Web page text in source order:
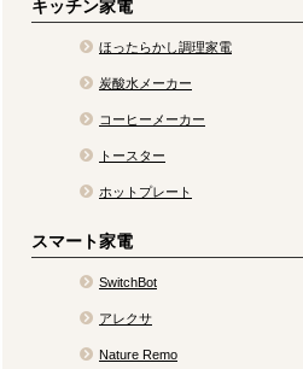
キッチン家電
ほったらかし調理家電
炭酸水メーカー
コーヒーメーカー
トースター
ホットプレート
スマート家電
SwitchBot
アレクサ
Nature Remo